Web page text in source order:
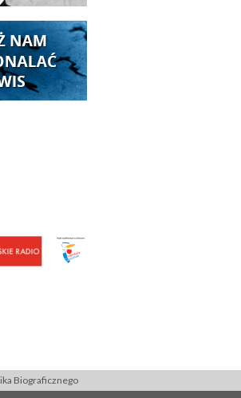
Biograficznego